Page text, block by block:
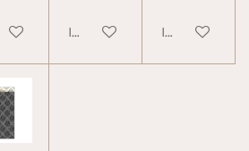
In winkelwagen
In